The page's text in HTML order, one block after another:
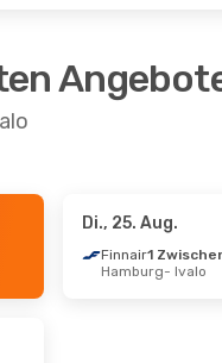
1 Zwischenstopp
Di., 25. Aug.
Finnair1
Hamburg- Ivalo